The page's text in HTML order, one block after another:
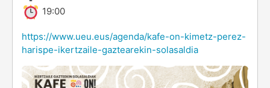
19:00
https://www.ueu.eus/agenda/kafe-on-kimetz-perez-
harispe-ikertzaile-gaztearekin-solasaldia